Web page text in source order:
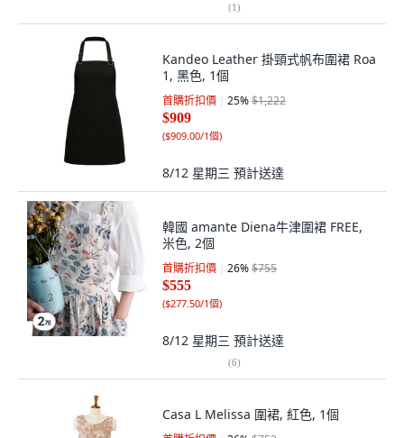
(1)
Kandeo Leather 掛頸式帆布圍裙 Roa
1, 黑色, 1個
首購折扣價 25%$1,222
$909
($909.00/1個)
8/12 星期三 預計送達
韓國 amante Diena牛津圍裙 FREE,
米色, 2個
首購折扣價 26%$755
$555
($277.50/1個)
8/12 星期三 預計送達
(6)
Casa L Melissa 圍裙, 紅色, 1個